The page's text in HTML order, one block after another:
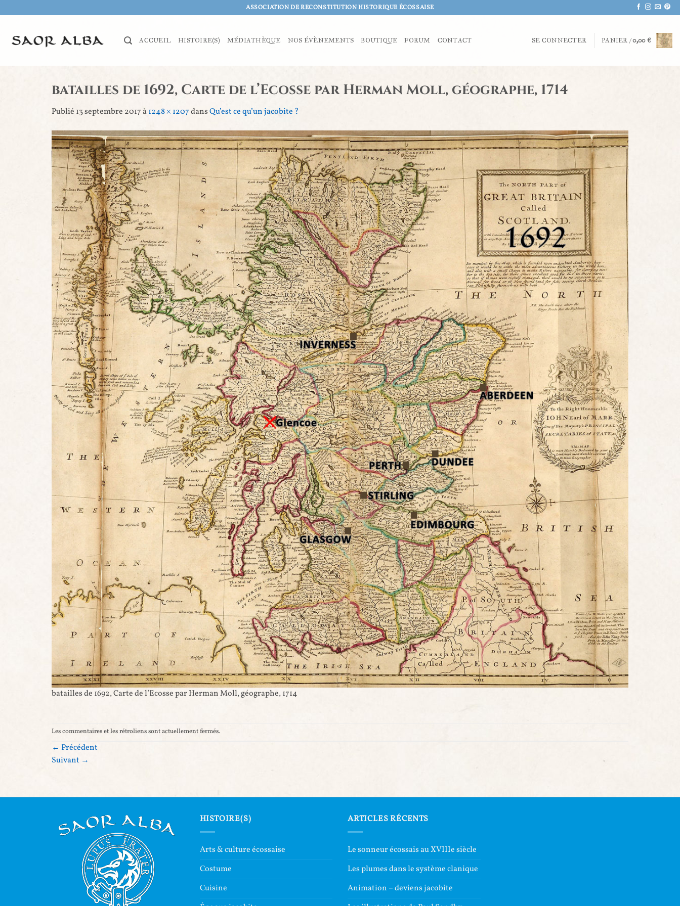
au
ASSOCIATION DE RECONSTITUTION HISTORIQUE ÉCOSSAISE
ACCUEIL HISTOIRE(S) MÉDIATHÈQUE NOS ÉVÈNEMENTS BOUTIQUE FORUM CONTACT SE CONNECTER PANIER /0,00€
batailles de 1692, Carte de l’Ecosse par Herman Moll, géographe, 1714
Publié 13 septembre 2017à1248 × 1207dansQu’est ce qu’un jacobite ?
batailles de 1692, Carte de l’Ecosse par Herman Moll, géographe, 1714
Les commentaires et les rétroliens sont actuellement fermés.
← Précédent
Suivant →
HISTOIRE(S)
Arts & culture écossaise
Costume
Cuisine
ARTICLES RÉCENTS
Le sonneur écossais au XVIIIe siècle
Les plumes dans le système clanique
Animation – deviens jacobite